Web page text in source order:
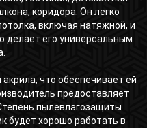
коридора. Он легко
включая натяжной, и
делает его универсальным
что обеспечивает ей
предоставляет
пылевлагозащиты
будет хорошо работать в